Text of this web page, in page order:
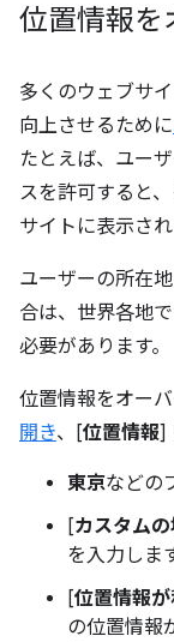
位置情報を
多くのウェブサ
向上させるために
たとえば、ユー
スを許可すると
サイトに表示され
ユーザーの所在
合は、世界各地
必要があります。
位置情報をオー
開き、[位置情報]
東京などの
[カスタム
を入力しま
[位置情報
の位置情報